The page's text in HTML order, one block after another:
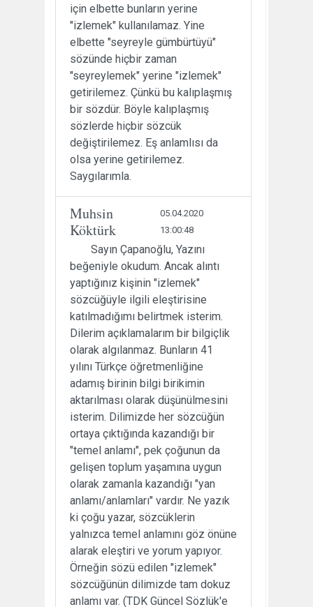
için elbette bunların yerine
"izlemek" kullanılamaz. Yine
elbette "seyreyle gümbürtüyü"
sözünde hiçbir zaman
"seyreylemek" yerine "izlemek"
getirilemez. Çünkü bu kalıplaşmış
bir sözdür. Böyle kalıplaşmış
sözlerde hiçbir sözcük
değiştirilemez. Eş anlamlısı da
olsa yerine getirilemez.
Saygılarımla.
Muhsin
Köktürk
05.04.2020
13:00:48
Sayın Çapanoğlu, Yazını
beğeniyle okudum. Ancak alıntı
yaptığınız kişinin "izlemek"
sözcüğüyle ilgili eleştirisine
katılmadığımı belirtmek isterim.
Dilerim açıklamalarım bir bilgiçlik
olarak algılanmaz. Bunların 41
yılını Türkçe öğretmenliğine
adamış birinin bilgi birikimin
aktarılması olarak düşünülmesini
isterim. Dilimizde her sözcüğün
ortaya çıktığında kazandığı bir
"temel anlamı", pek çoğunun da
gelişen toplum yaşamına uygun
olarak zamanla kazandığı "yan
anlamı/anlamları" vardır. Ne yazık
ki çoğu yazar, sözcüklerin
yalnızca temel anlamını göz önüne
alarak eleştiri ve yorum yapıyor.
Örneğin sözü edilen "izlemek"
sözcüğünün dilimizde tam dokuz
anlamı var. (TDK Güncel Sözlük'e